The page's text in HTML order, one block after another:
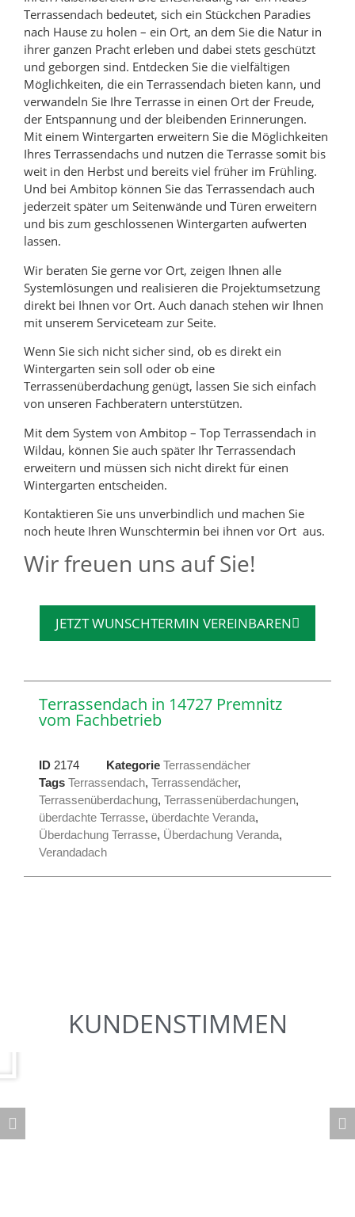
Terrassendach bedeutet, sich ein Stückchen Paradies
nach Hause zu holen – ein Ort, an dem Sie die Natur in
ihrer ganzen Pracht erleben und dabei stets geschützt
und geborgen sind. Entdecken Sie die vielfältigen
Möglichkeiten, die ein Terrassendach bieten kann, und
verwandeln Sie Ihre Terrasse in einen Ort der Freude,
der Entspannung und der bleibenden Erinnerungen.
Mit einem Wintergarten erweitern Sie die Möglichkeiten
Ihres Terrassendachs und nutzen die Terrasse somit bis
weit in den Herbst und bereits viel früher im Frühling.
Und bei Ambitop können Sie das Terrassendach auch
jederzeit später um Seitenwände und Türen erweitern
und bis zum geschlossenen Wintergarten aufwerten
lassen.
Wir beraten Sie gerne vor Ort, zeigen Ihnen alle
Systemlösungen und realisieren die Projektumsetzung
direkt bei Ihnen vor Ort. Auch danach stehen wir Ihnen
mit unserem Serviceteam zur Seite.
Wenn Sie sich nicht sicher sind, ob es direkt ein
Wintergarten sein soll oder ob eine
Terrassenüberdachung genügt, lassen Sie sich einfach
von unseren Fachberatern unterstützen.
Mit dem System von Ambitop – Top Terrassendach in
Wildau, können Sie auch später Ihr Terrassendach
erweitern und müssen sich nicht direkt für einen
Wintergarten entscheiden.
Kontaktieren Sie uns unverbindlich und machen Sie
noch heute Ihren Wunschtermin bei ihnen vor Ort aus.
Wir freuen uns auf Sie!
JETZT WUNSCHTERMIN VEREINBAREN
Terrassendach in 14727 Premnitz
vom Fachbetrieb
ID 2174 Kategorie Terrassendächer
Tags Terrassendach, Terrassendächer,
Terrassenüberdachung, Terrassenüberdachungen,
überdachte Terrasse, überdachte Veranda,
Überdachung Terrasse, Überdachung Veranda,
Verandadach
KUNDENSTIMMEN